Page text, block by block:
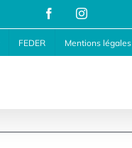
FacebookInstagram
FEDER Mentions légales